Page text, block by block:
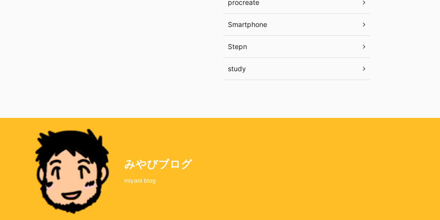
procreate
Smartphone
Stepn
study
みやびブログ
miyabi blog